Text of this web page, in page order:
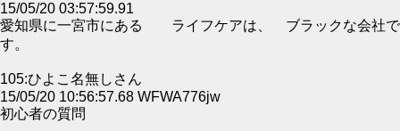
15/05/20 03:57:59.91
愛知県に一宮市にある ライフケアは、 ブラックな会社で
す。
105:ひよこ名無しさん
15/05/20 10:56:57.68 WFWA776jw
初心者の質問